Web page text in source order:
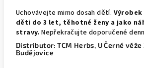
Uchovávejte mimo dosah dětí.
děti do 3 let, těhotné ženy a jako
stravy. Nepřekračujte doporučené
Distributor: TCM Herbs, U Černé věže
Budějovice